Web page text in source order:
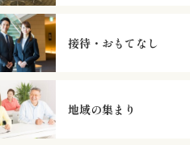
接待・おもてなし
地域の集まり